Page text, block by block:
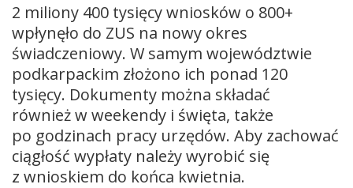
2 miliony 400 tysięcy wniosków o 800+
wpłynęło do ZUS na nowy okres
świadczeniowy. W samym województwie
podkarpackim złożono ich ponad 120
tysięcy. Dokumenty można składać
również w weekendy i święta, także
po godzinach pracy urzędów. Aby zachować
ciągłość wypłaty należy wyrobić się
z wnioskiem do końca kwietnia.